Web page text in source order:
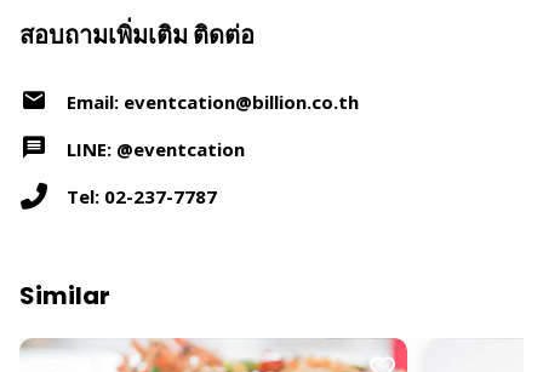
สอบถามเพิ่มเติม ติดต่อ
Email: eventcation@billion.co.th
LINE: @eventcation
Tel: 02-237-7787
Similar